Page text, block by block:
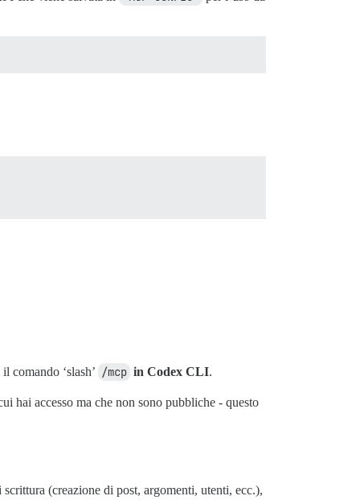
comando ‘slash’ /mcp in Codex CLI.
hai accesso ma che non sono pubbliche - questo
(creazione di post, argomenti, utenti, ecc.),